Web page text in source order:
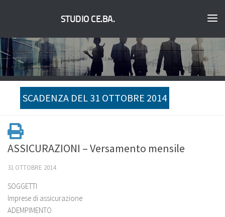
STUDIO CE.BA.
SCADENZA DEL 31 OTTOBRE 2014
ASSICURAZIONI – Versamento mensile
31 OTTOBRE 2014
SOGGETTI
Imprese di assicurazione
ADEMPIMENTO